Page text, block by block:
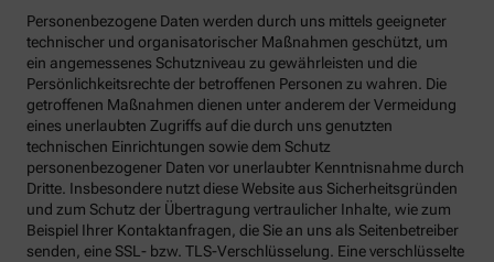
Personenbezogene Daten werden durch uns mittels geeigneter
technischer und organisatorischer Maßnahmen geschützt, um
ein angemessenes Schutzniveau zu gewährleisten und die
Persönlichkeitsrechte der betroffenen Personen zu wahren. Die
getroffenen Maßnahmen dienen unter anderem der Vermeidung
eines unerlaubten Zugriffs auf die durch uns genutzten
technischen Einrichtungen sowie dem Schutz
personenbezogener Daten vor unerlaubter Kenntnisnahme durch
Dritte. Insbesondere nutzt diese Website aus Sicherheitsgründen
und zum Schutz der Übertragung vertraulicher Inhalte, wie zum
Beispiel Ihrer Kontaktanfragen, die Sie an uns als Seitenbetreiber
senden, eine SSL- bzw. TLS-Verschlüsselung. Eine verschlüsselte